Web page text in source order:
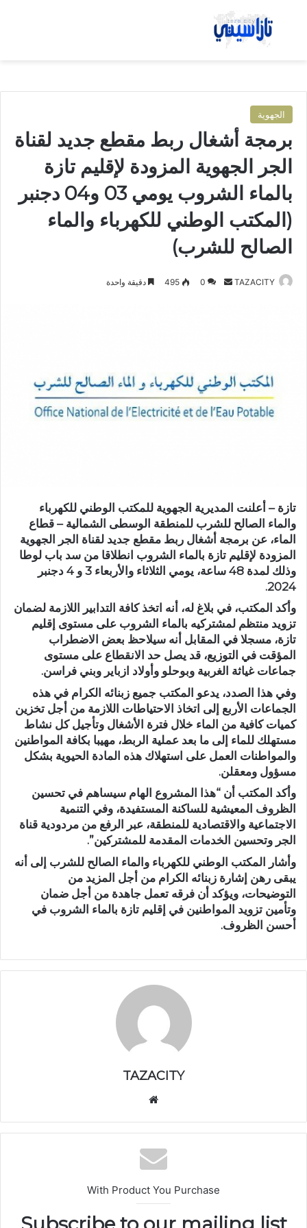
بحث عن
الجهوية
برمجة أشغال ربط مقطع جديد لقناة
الجر الجهوية المزودة لإقليم تازة
بالماء الشروب يومي 03 و04 دجنبر
(المكتب الوطني للكهرباء والماء
الصالح للشرب)
TAZACITY
د
ا
و
ن
ي
ا
0
495 دقيقة واحدة
تازة – أعلنت المديرية الجهوية للمكتب الوطني للكهرباء
والماء الصالح للشرب للمنطقة الوسطى الشمالية – قطاع
الماء، عن برمجة أشغال ربط مقطع جديد لقناة الجر الجهوية
المزودة لإقليم تازة بالماء الشروب انطلاقا من سد باب لوطا
وذلك لمدة 48 ساعة، يومي الثلاثاء والأربعاء 3 و 4 دجنبر
2024.
وأكد المكتب، في بلاغ له، أنه اتخذ كافة التدابير اللازمة لضمان
تزويد منتظم لمشتركيه بالماء الشروب على مستوى إقليم
تازة، مسجلا في المقابل أنه سيلاحظ بعض الاضطراب
المؤقت في التوزيع، قد يصل حد الانقطاع على مستوى
جماعات غياثة الغربية وبوحلو وأولاد ازباير وبني فراسن.
وفي هذا الصدد، يدعو المكتب جميع زبنائه الكرام في هذه
الجماعات الأربع إلى اتخاذ الاحتياطات اللازمة من أجل تخزين
كميات كافية من الماء خلال فترة الأشغال وتأجيل كل نشاط
مستهلك للماء إلى ما بعد عملية الربط، مهيبا بكافة المواطنين
والمواطنات العمل على استهلاك هذه المادة الحيوية بشكل
مسؤول ومعقلن.
وأكد المكتب أن “هذا المشروع الهام سيساهم في تحسين
الظروف المعيشية للساكنة المستفيدة، وفي التنمية
الاجتماعية والاقتصادية للمنطقة، عبر الرفع من مردودية قناة
الجر وتحسين الخدمات المقدمة للمشتركين”.
وأشار المكتب الوطني للكهرباء والماء الصالح للشرب إلى أنه
يبقى رهن إشارة زبنائه الكرام من أجل المزيد من
التوضيحات، ويؤكد أن فرقه تعمل جاهدة من أجل ضمان
وتأمين تزويد المواطنين في إقليم تازة بالماء الشروب في
أحسن الظروف.
TAZACITY
الوي
ب
With Product You Purchase